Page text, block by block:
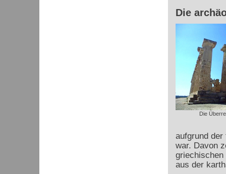
Die
Die
aufgrund
war. Davon
griechischen
aus der